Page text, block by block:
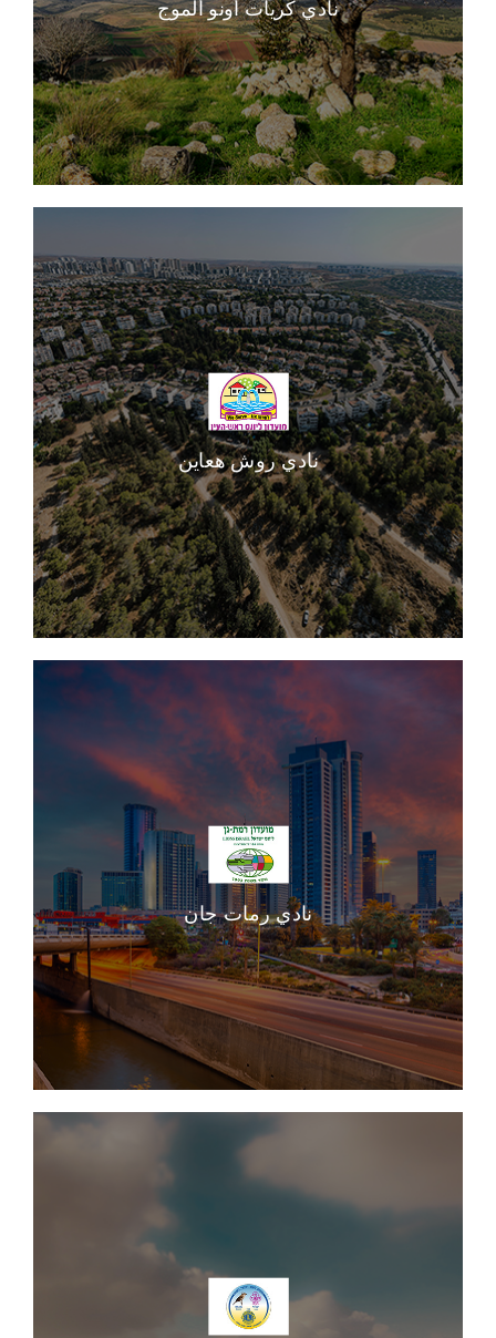
نادي كريات أونو ألموج
نادي روش هعاين
نادي رمات جان